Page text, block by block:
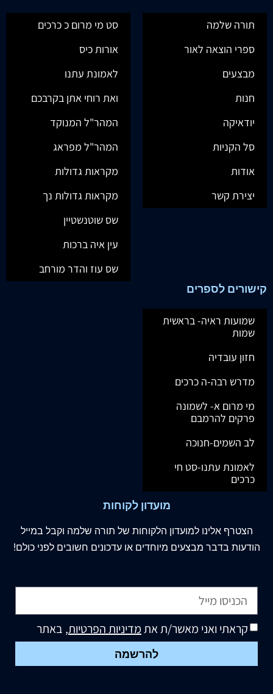
תורה שלמה
ספרי הוצאה לאור
מבצעים
חנות
יודאיקה
סל הקניות
אודות
יצירת קשר
סט מי מרום כ כרכים
אורות כיס
לאמונת עתנו
ואת רוחי אתן בקרבכם
המהר"ל המנוקד
המהר"ל מפראג
מקראות גדולות
מקראות גדולות נך
שס שוטנשטיין
עין איה ברכות
שס עוז והדר מורחב
קישורים לספרים
שמועות ראיה- בראשית
שמות
חזון עובדיה
מדרש רבה-ה כרכים
מי מרום א- לשמונה
פרקים להרמבם
לב השמים-חנוכה
לאמונת עתנו-סט חי
כרכים
מועדון לקוחות
הצטרף אלינו למועדון הלקוחות של תורה שלמה וקבל במייל
הודעות בדבר מבצעים מיוחדים או עדכונים חשובים לפני כולם!
קראתי ואני מאשר/ת אתמדיניות הפרטיות, באתר
להרשמה